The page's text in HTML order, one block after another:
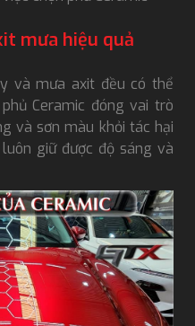
mưa hiệu quả
và mưa axit đều có thể
Ceramic đóng vai trò
và sơn màu khỏi tác hại
giữ được độ sáng và